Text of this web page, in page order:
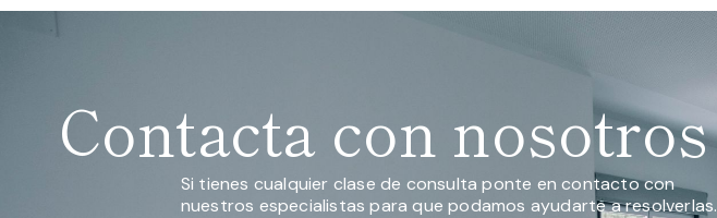
Contacta con nosotros
Si tienes cualquier clase de consulta ponte en contacto con
nuestros especialistas para que podamos ayudarte a resolverlas.